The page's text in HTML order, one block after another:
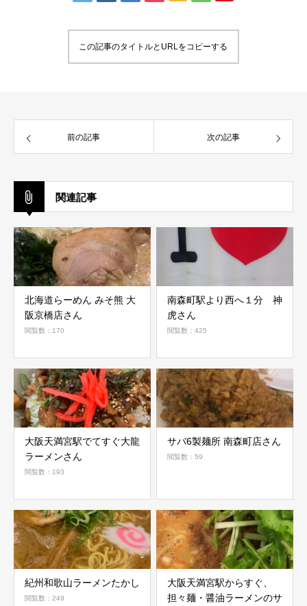
この記事のタイトルとURLをコピーする
前の記事 次の記事
関連記事
北海道らーめん みそ熊 大
阪京橋店さん
閲覧数：170
南森町駅より西へ１分 神
虎さん
閲覧数：425
大阪天満宮駅でてすぐ大龍
ラーメンさん
閲覧数：193
サバ6製麺所 南森町店さん
閲覧数：59
紀州和歌山ラーメンたかし
閲覧数：249
大阪天満宮駅からすぐ、
担々麺・醤油ラーメンのサ